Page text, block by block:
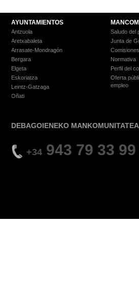
AYUNTAMIENTOS
Antzuola
Aretxabaleta
Arrasate-Mondragón
Bergara
Elgeta
Eskoriatza
Leintz-Gatzaga
Oñati
Saludo del
Junta de
Comisiones
Normativa
Perfil del
Oferta
empleo
DEBAGOIENEKO MANKOMUNITATEA
+34 943 79 33 99